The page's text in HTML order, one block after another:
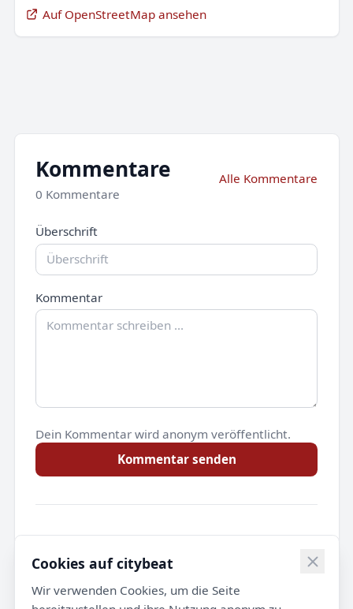
Auf OpenStreetMap ansehen
Kommentare
0 Kommentare
Alle Kommentare
Überschrift
Kommentar
Dein Kommentar wird anonym veröffentlicht.
Kommentar senden
Noch keine Kommentare.
Cookies auf citybeat
Wir verwenden Cookies, um die Seite